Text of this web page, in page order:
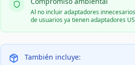
Al no incluir adaptadores
de usuarios ya tienen adaptadores
También incluye: